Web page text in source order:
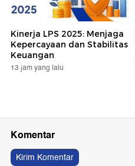
Kinerja LPS 2025: Menjaga
Kepercayaan dan Stabilitas
Keuangan
13 jam yang lalu
Komentar
Kirim Komentar